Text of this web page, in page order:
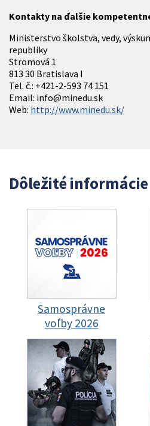
Kontakty na ďalšie
Ministerstvo školstva, vedy,
republiky
Stromová 1
813 30 Bratislava I
Tel. č.: +421-2-593 74 151
Email: info@minedu.sk
Web: http://www.minedu.sk/
Dôležité informácie
Samosprávne
voľby 2026